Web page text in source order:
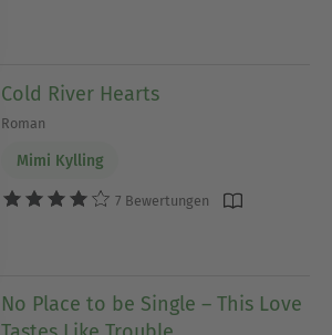
Cold River Hearts
Roman
Mimi Kylling
7 Bewertungen
No Place to be Single – This Love